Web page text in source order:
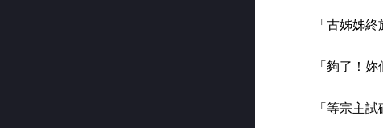
「古姊姊
「夠了！
「等宗主